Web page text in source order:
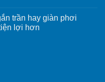
trần hay giàn phơi
lợi hơn